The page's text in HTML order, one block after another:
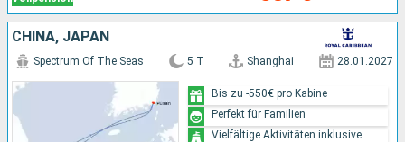
CHINA, JAPAN
Spectrum Of The Seas 5 T Shanghai 28.01.2027
Bis zu -550€ pro Kabine
Perfekt für Familien
Vielfältige Aktivitäten inklusive